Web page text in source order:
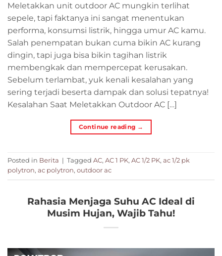
Meletakkan unit outdoor AC mungkin terlihat
sepele, tapi faktanya ini sangat menentukan
performa, konsumsi listrik, hingga umur AC kamu.
Salah penempatan bukan cuma bikin AC kurang
dingin, tapi juga bisa bikin tagihan listrik
membengkak dan mempercepat kerusakan.
Sebelum terlambat, yuk kenali kesalahan yang
sering terjadi beserta dampak dan solusi tepatnya!
Kesalahan Saat Meletakkan Outdoor AC […]
Continue reading →
Posted in Berita | Tagged AC, AC 1 PK, AC 1/2 PK, ac 1/2 pk
polytron, ac polytron, outdoor ac
Rahasia Menjaga Suhu AC Ideal di
Musim Hujan, Wajib Tahu!